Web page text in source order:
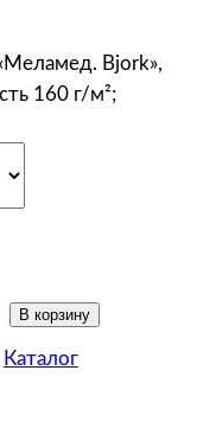
Bjork»,
160 г/м²;
В корзину
Каталог